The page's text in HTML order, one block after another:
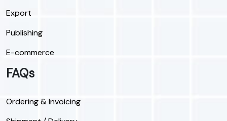
Export
Publishing
E-commerce
FAQs
Ordering & Invoicing